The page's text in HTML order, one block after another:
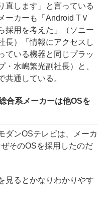
直します」と言っている
ーカーも「Android TＶ
採用を考えた」（ソニー
長）「情報にアクセスし
ている機器と同じプラッ
・水嶋繁光副社長）と、
共通している。
合系メーカーは他OSを
ンOSテレビは、メーカ
そのOSを採用したのだ
見るとかなりわかりやす